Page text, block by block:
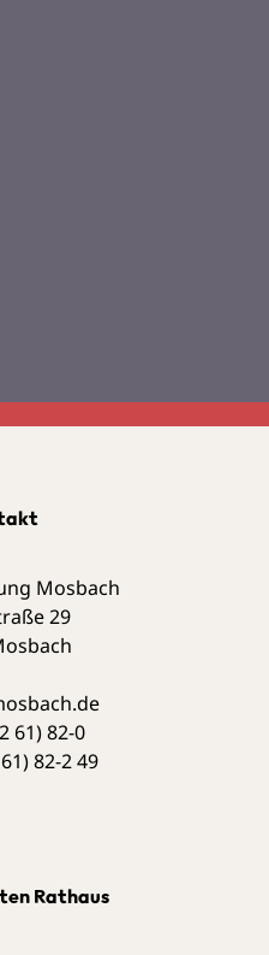
Mosbach
29
61) 82-0
61) 82-2 49
Rathaus